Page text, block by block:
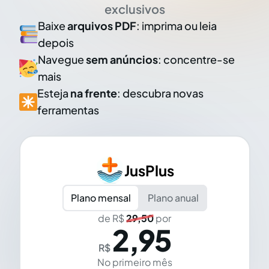
exclusivos
Baixearquivos PDF: imprima ou leia
depois
Naveguesem anúncios: concentre-se
mais
Esteja na frente: descubra novas
ferramentas
JusPlus
Plano mensal
Plano anual
de R$29,50por
R$ 2,95
No primeiro mês